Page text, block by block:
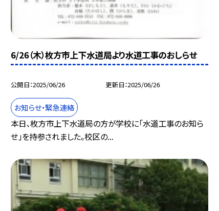
6/26（木）枚方市上下水道局より水道工事のおしらせ
公開日 2025/06/26 更新日 2025/06/26
お知らせ・緊急連絡
本日、枚方市上下水道局の方が学校に「水道工事のお知ら
せ」を持参されました。校区の...